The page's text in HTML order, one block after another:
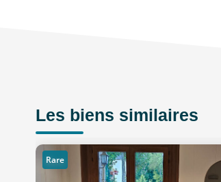
Les biens similaires
Rare